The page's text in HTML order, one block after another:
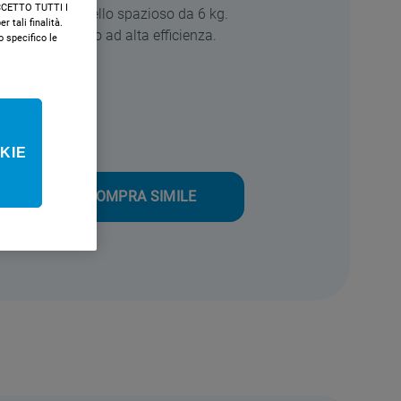
spazi. Cestello spazioso da 6 kg.
giri al minuto ad alta efficienza.
COMPRA SIMILE
TUTTI I
tali finalità.
specifico le